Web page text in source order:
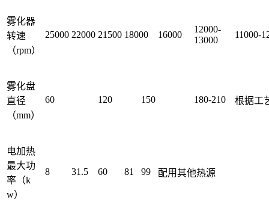
雾化器
转速
（rpm）
25000 22000 21500 18000 16000
12000-
13000
11000-
雾化盘
直径
（mm）
60 120 150 180-210 根据工
电加热
最大功
率（k
w）
8 31.5 60 81 99 配用其他热源